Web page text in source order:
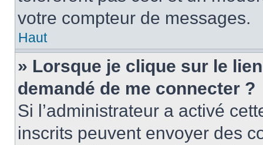
votre compteur de messages.
Haut
» Lorsque je clique sur le
demandé de me connecter ?
Si l’administrateur a activé
inscrits peuvent envoyer des